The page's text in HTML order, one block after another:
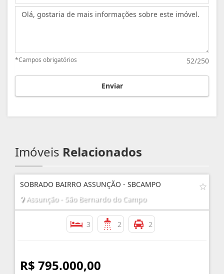
Mensagem:
52/250
*Campos obrigatórios
Enviar
Imóveis Relacionados
SOBRADO BAIRRO ASSUNÇÃO - SBCAMPO
Assunção - São Bernardo do Campo
3 2 2
R$ 795.000,00